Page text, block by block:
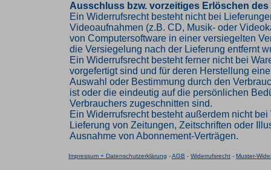
Ausschluss bzw. vorzeitiges Erlöschen
Ein Widerrufsrecht besteht nicht bei
Videoaufnahmen (z.B. CD, Musik- oder
von Computersoftware in einer versiegelten
die Versiegelung nach der Lieferung entfernt
Ein Widerrufsrecht besteht ferner nicht bei
vorgefertigt sind und für deren Herstellung
Auswahl oder Bestimmung durch den
ist oder die eindeutig auf die persönlichen
Verbrauchers zugeschnitten sind.
Ein Widerrufsrecht besteht außerdem nicht bei
Lieferung von Zeitungen, Zeitschriften oder
Ausnahme von Abonnement-Verträgen.
Impressum + Datenschutzerklärung -AGB - Widerrufsrecht - Muster-